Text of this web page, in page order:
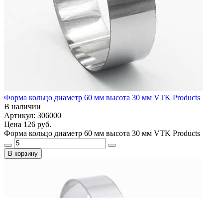
Форма кольцо диаметр 60 мм высота 30 мм VTK Products
В наличии
Артикул: 306000
Цена 126 руб.
Форма кольцо диаметр 60 мм высота 30 мм VTK Products
В корзину